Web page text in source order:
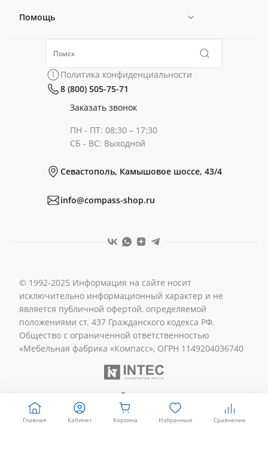
Новости
Политика конфиденциальности
Помощь
Коллекции
Политика конфиденциальности
8 (800) 505-75-71
Заказать звонок
ПН - ПТ: 08:30 – 17:30
СБ - ВС: Выходной
Севастополь, Камышовое шоссе, 43/4
info@compass-shop.ru
© 1992-2025 Информация на сайте носит
исключительно информационный характер и не
является публичной офертой, определяемой
положениями ст. 437 Гражданского кодекса РФ.
Общество с ограниченной ответственностью
«Мебельная фабрика «Компасс», ОГРН 1149204036740
Главная Кабинет Корзина Избранные Сравнение